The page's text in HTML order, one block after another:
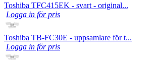
Toshiba TFC415EK - svart - original...
Logga in för pris
Toshiba TB-FC30E - uppsamlare för t...
Logga in för pris